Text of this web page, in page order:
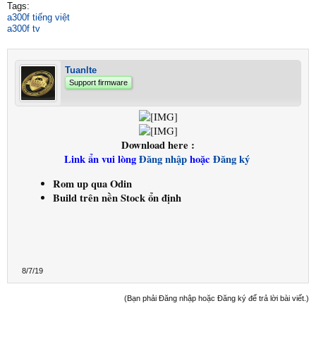
Tags:
a300f tiếng việt
a300f tv
Tuanlte
Support firmware
Download here :
Link ẩn vui lòngĐăng nhậphoặc Đăng ký
Rom up qua Odin
Build trên nền Stock ổn định
8/7/19
(Bạn phải Đăng nhập hoặc Đăng ký để trả lời bài viết.)